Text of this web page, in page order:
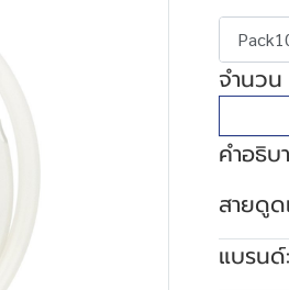
จำนวน
คำอธิ
สายดู
แบรนด์: